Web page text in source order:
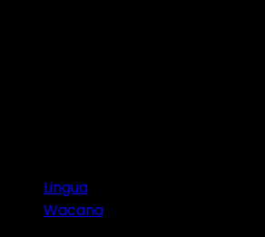
Lingua
Wacana